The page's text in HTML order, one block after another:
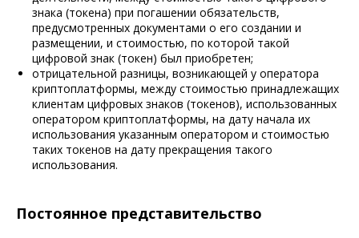
знака (токена) при погашении обязательств,
предусмотренных документами о его создании и
размещении, и стоимостью, по которой такой
цифровой знак (токен) был приобретен;
отрицательной разницы, возникающей у оператора
криптоплатформы, между стоимостью принадлежащих
клиентам цифровых знаков (токенов), использованных
оператором криптоплатформы, на дату начала их
использования указанным оператором и стоимостью
таких токенов на дату прекращения такого
использования.
Постоянное представительство